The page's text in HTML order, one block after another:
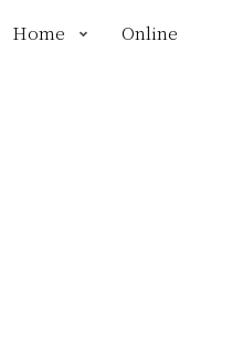
Home Online